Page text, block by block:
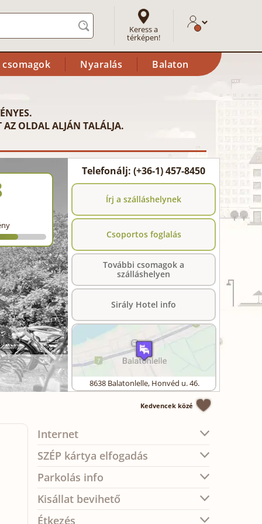
Keress a
térképen!
csomagok Nyaralás Balaton
AZ OLDAL ALJÁN TALÁLJA.
Telefonálj: (+36-1) 457-8450
Írj a szálláshelynek
Csoportos foglalás
További csomagok a
szálláshelyen
Sirály Hotel info
8638 Balatonlelle, Honvéd u. 46.
Kedvencek közé
Internet
SZÉP kártya elfogadás
Parkolás info
Kisállat bevihető
Étkezés